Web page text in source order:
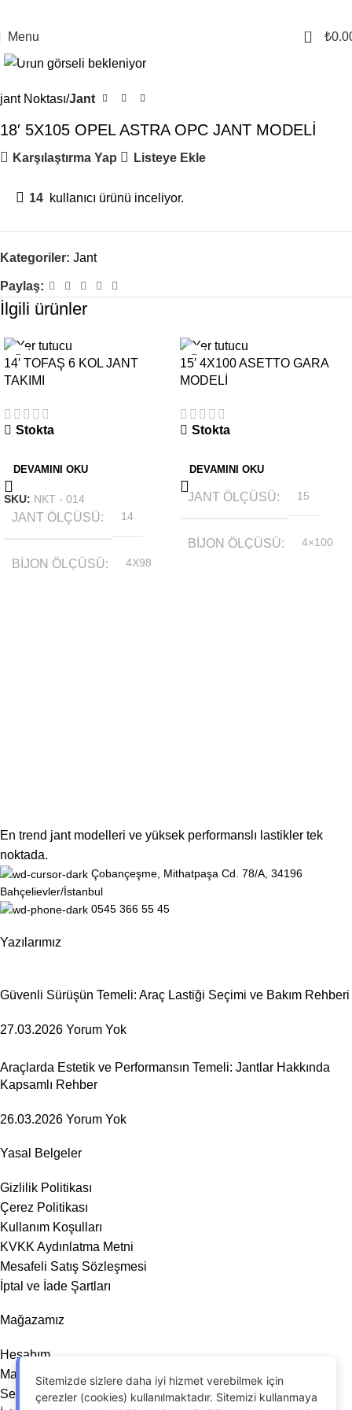
Menu 0 ₺
jant Noktası Jant
18′ 5X105 OPEL ASTRA OPC JANT MODELİ
Karşılaştırma Yap Listeye Ekle
14 kullanıcı ürünü inceliyor.
Kategoriler: Jant
Paylaş:
İlgili ürünler
14′ TOFAŞ 6 KOL JANT
TAKIMI
Stokta
DEVAMINI OKU
SKU: NKT - 014
JANT ÖLÇÜSÜ 14
BIJON ÖLÇÜSÜ 4X98
15′ 4X100 ASETTO GARA
MODELİ
Stokta
DEVAMINI OKU
JANT ÖLÇÜSÜ 15
BIJON ÖLÇÜSÜ 4×100
En trend jant modelleri ve yüksek performanslı lastikler tek
noktada.
Çobançeşme, Mithatpaşa Cd. 78/A, 34196
Bahçelievler/İstanbul
0545 366 55 45
Yazılarımız
Güvenli Sürüşün Temeli: Araç Lastiği Seçimi ve Bakım Rehberi
27.03.2026 Yorum Yok
Araçlarda Estetik ve Performansın Temeli: Jantlar Hakkında
Kapsamlı Rehber
26.03.2026 Yorum Yok
Yasal Belgeler
Gizlilik Politikası
Çerez Politikası
Kullanım Koşulları
KVKK Aydınlatma Metni
Mesafeli Satış Sözleşmesi
İptal ve İade Şartları
Mağazamız
Hesabım
Mağaza
Sepet
Sitemizde sizlere daha iyi hizmet verebilmek için
çerezler (cookies) kullanılmaktadır. Sitemizi kullanmaya